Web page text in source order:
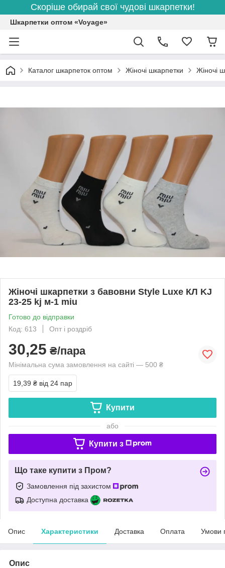
Скоріше обирай свої чудові шкарпетки!
Шкарпетки оптом «Voyage»
Каталог шкарпеток оптом Жіночі шкарпетки Жіночі
Жіночі шкарпетки з бавовни Style Luxe КЛ KJ
23-25 kj м-1 miu
Готово до відправки
Код: 613
Опт і роздріб
30,25 ₴/пара
Мінімальна сума замовлення на сайті — 500 ₴
19,39 ₴ від 24 пар
Купити
або
Купити з
Що таке купити з Пром?
Замовлення під захистом
Доступна доставка
Опис Характеристики Доставка Оплата Умови
Опис